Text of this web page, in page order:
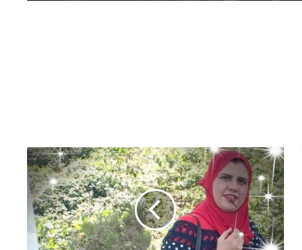
النظر في التعامل مع المعتادين على
الجرائم السيبرانية؟
استجابة فورية لشكوى غرق مقابر
الشموت بالمياه.. لجنة مشتركة تكشف
الأسباب وتبدأ الحلول